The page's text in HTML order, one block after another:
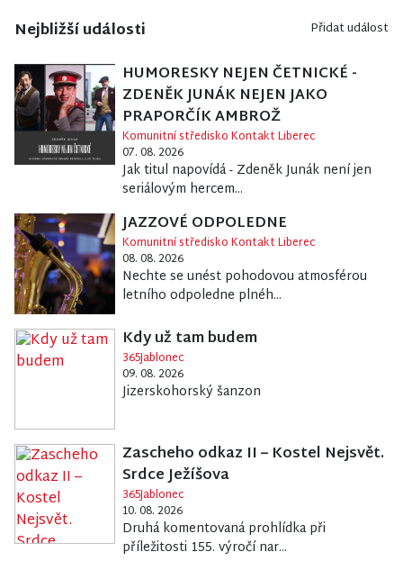
Nejbližší události Přidat událost
HUMORESKY NEJEN ČETNICKÉ -
ZDENĚK JUNÁK NEJEN JAKO
PRAPORČÍK AMBROŽ
Komunitní středisko Kontakt Liberec
07. 08. 2026
Jak titul napovídá - Zdeněk Junák není jen
seriálovým hercem...
JAZZOVÉ ODPOLEDNE
Komunitní středisko Kontakt Liberec
08. 08. 2026
Nechte se unést pohodovou atmosférou
letního odpoledne plnéh...
Kdy už tam budem
365Jablonec
09. 08. 2026
Jizerskohorský šanzon
Zascheho odkaz II – Kostel Nejsvět.
Srdce Ježíšova
365Jablonec
10. 08. 2026
Druhá komentovaná prohlídka při
příležitosti 155. výročí nar...